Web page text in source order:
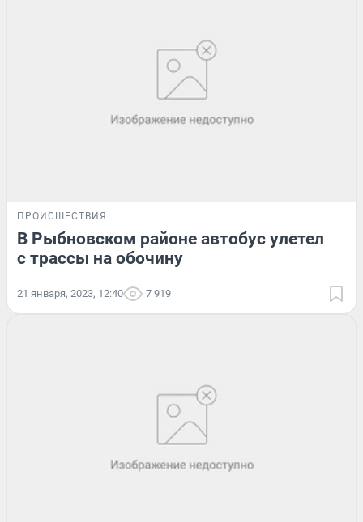
ПРОИСШЕСТВИЯ
В Рыбновском районе автобус улетел
с трассы на обочину
21 января, 2023, 12:40 7 919